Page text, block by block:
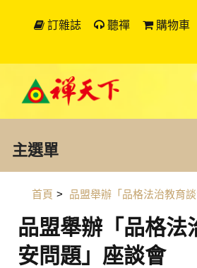
訂雜誌 聽禪 購物車
主選單
首頁 > 品盟舉辦「品格法治教育
品盟舉辦「品格法
安問題」座談會